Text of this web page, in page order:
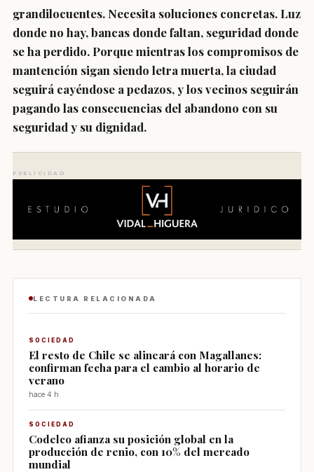
grandilocuentes. Necesita soluciones concretas. Luz
donde no hay, bancas donde faltan, seguridad donde
se ha perdido. Porque mientras los compromisos de
mantención sigan siendo letra muerta, la ciudad
seguirá cayéndose a pedazos, y los vecinos seguirán
pagando las consecuencias del abandono con su
seguridad y su dignidad.
PUBLICIDAD
LECTURA RELACIONADA
SOCIEDAD
El resto de Chile se alineará con Magallanes:
confirman fecha para el cambio al horario de
verano
hace 4 h
SOCIEDAD
Codelco afianza su posición global en la
producción de renio, con 10% del mercado
mundial